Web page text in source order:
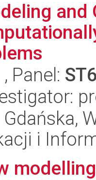
and
, Panel:
i